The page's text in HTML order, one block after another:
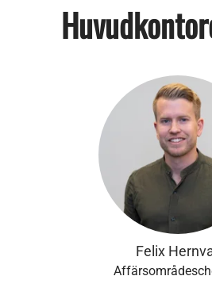
Felix